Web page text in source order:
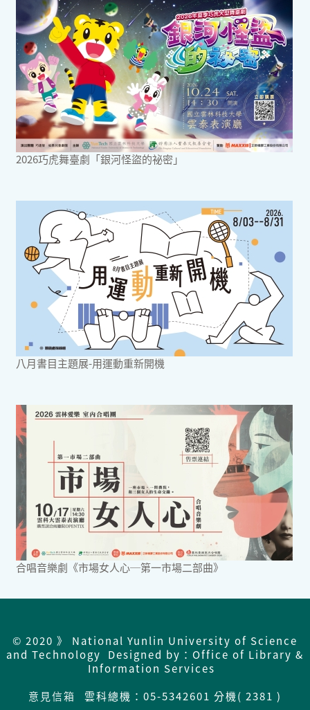
2026巧虎舞臺劇「銀河怪盜的祕密」
八月書目主題展-用運動重新開機
合唱音樂劇《市場女人心─第一市場二部曲》
© 2020 》 National Yunlin University of Science
and Technology Designed by：Office of Library &
Information Services
意見信箱
雲科總機： 05-5342601 分機( 2381 )